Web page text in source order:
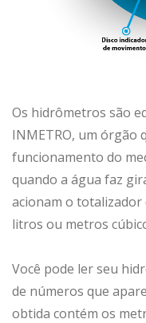
Os hidrômetros são
INMETRO, um órgão
funcionamento do
quando a água faz
acionam o totalizador
litros ou metros
Você pode ler seu
de números que
obtida contém os